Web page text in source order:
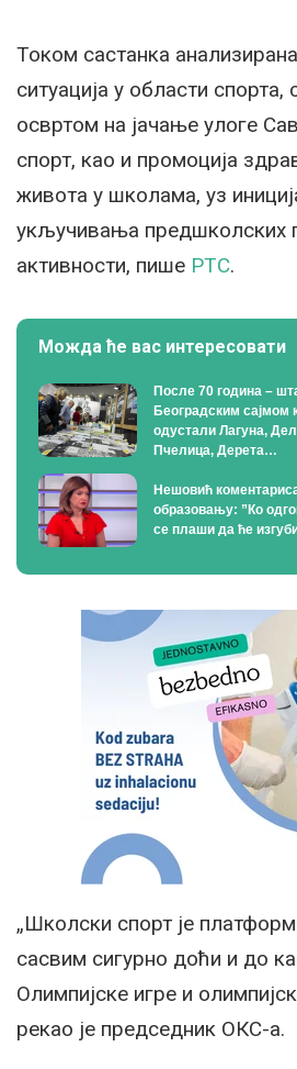
Током састанка анализирана
ситуација у области спорта,
освртом на јачање улоге
спорт, као и промоција
живота у школама, уз
укључивања предшколских
активности, пише РТС.
Можда ће вас интересовати
После 70 година –
Београдским сајмом
одустали Лагуна,
Пчелица, Дерета…
Нешовић
образовању: ”Ко
се плаши да ће
„Школски спорт је
сасвим сигурно доћи и до
Олимпијске игре и
рекао је председник ОКС-а.